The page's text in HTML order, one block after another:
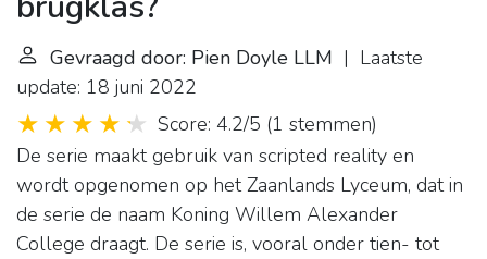
Gevraagd door: Pien Doyle LLM | Laatste
update: 18 juni 2022
Score: 4.2/5 (1 stemmen)
De serie maakt gebruik van scripted reality en
wordt opgenomen op het Zaanlands Lyceum, dat in
de serie de naam Koning Willem Alexander
College draagt. De serie is, vooral onder tien- tot